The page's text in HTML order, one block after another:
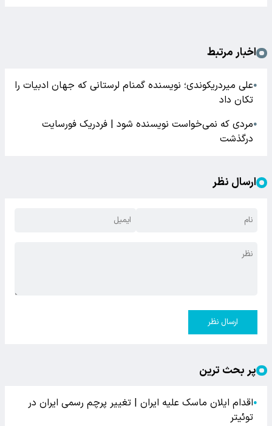
اخبار مرتبط
●علی میردریکوندی؛ نویسنده گمنام لرستانی که جهان ادبیات را
تکان داد
●مردی که نمی‌خواست نویسنده شود | فردریک فورسایت
درگذشت
ارسال نظر
ارسال نظر
پر بحث ترین
●اقدام ایلان ماسک علیه ایران | تغییر پرچم رسمی ایران در
توئیتر